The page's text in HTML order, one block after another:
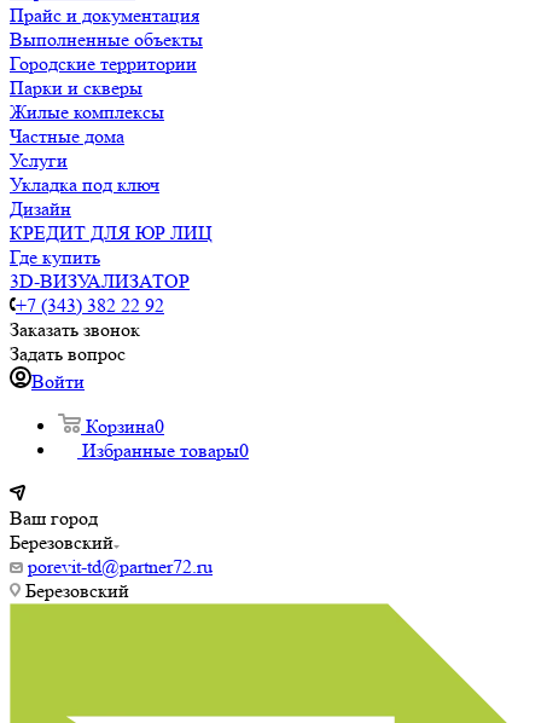
Прайс и документация
Выполненные объекты
Городские территории
Парки и скверы
Жилые комплексы
Частные дома
Услуги
Укладка под ключ
Дизайн
КРЕДИТ ДЛЯ ЮР ЛИЦ
Где купить
3D-ВИЗУАЛИЗАТОР
+7 (343) 382 22 92
Заказать звонок
Задать вопрос
Войти
Корзина0
Избранные товары0
Ваш город
Березовский
porevit-td@partner72.ru
Березовский